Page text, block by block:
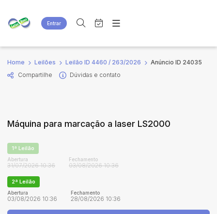
Entrar
Criar conta Entrar
Site
Agenda
Quem Somos
Busca por palavra-chave
Estados Cidade
Bairro
Judiciais
Faixa de valor
Quem Somos
Home Leilões Leilão ID 4460 / 263/2026
Anúncio ID 24035
Compartilhe
Dúvidas e contato
Máquina para marcação a laser LS2000
1ª Leilão
Abertura
31/07/2026 10:36
Fechamento
03/08/2026 10:36
2ª Leilão
Abertura
03/08/2026 10:36
Fechamento
28/08/2026 10:36